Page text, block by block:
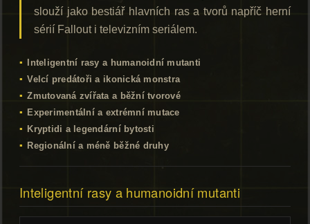
slouží jako bestiář hlavních ras a tvorů napříč herní
sérií Fallout i televizním seriálem.
Inteligentní rasy a humanoidní mutanti
Velcí predátoři a ikonická monstra
Zmutovaná zvířata a běžní tvorové
Experimentální a extrémní mutace
Kryptidi a legendární bytosti
Regionální a méně běžné druhy
Inteligentní rasy a humanoidní mutanti